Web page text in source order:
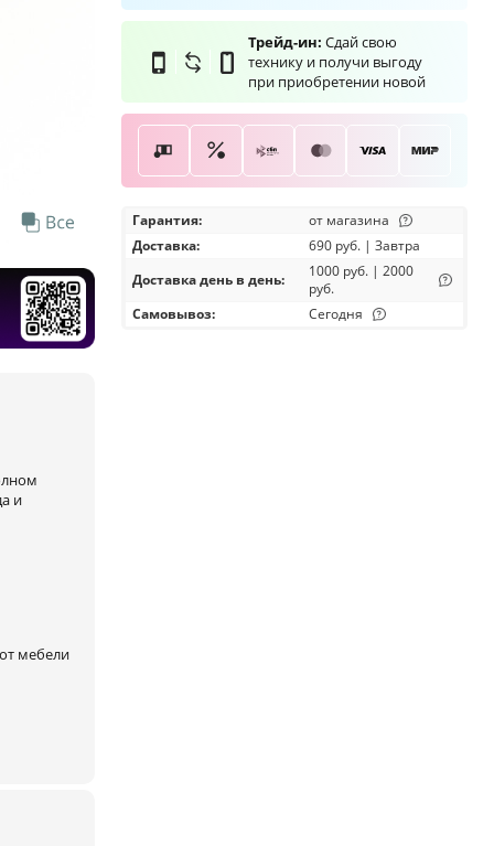
и
мебели
Трейд-ин: Сдай свою
технику и получи выгоду
при приобретении новой
Гарантия:
от магазина
Доставка:
690 руб. | Завтра
Доставка день в день:
1000 руб. | 2000
руб.
Самовывоз: Сегодня